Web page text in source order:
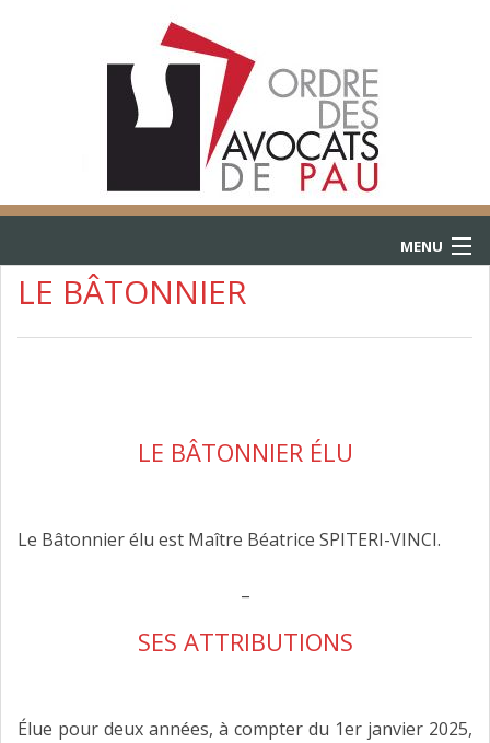
MENU
ACCUEIL
L’AIDE JURIDICTIONNELLE
CONTACT
LE BÂTONNIER
LE BÂTONNIER ÉLU
Le Bâtonnier élu est Maître Béatrice SPITERI-VINCI.
SES ATTRIBUTIONS
Élue pour deux années, à compter du 1er janvier 2025,